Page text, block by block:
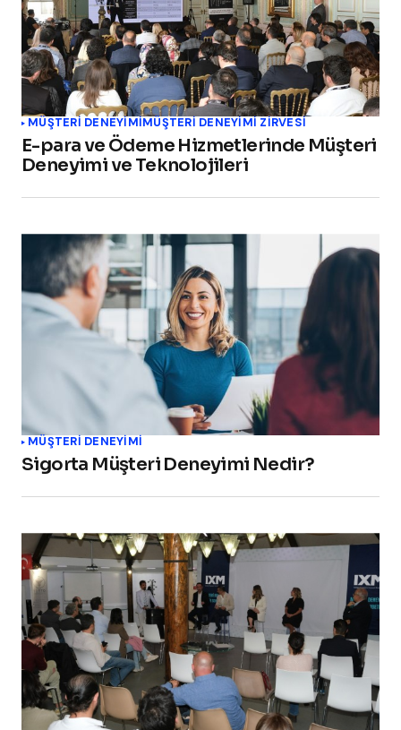
MÜŞTERI DENEYIMIMÜŞTERİ DENEYİMİ ZİRVESİ
E-para ve Ödeme Hizmetlerinde Müşteri
Deneyimi ve Teknolojileri
MÜŞTERI DENEYIMI
Sigorta Müşteri Deneyimi Nedir?